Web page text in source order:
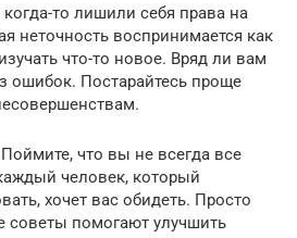
то лишили себя права на
неточность воспринимается как
что-то новое. Вряд ли вам
ошибок. Постарайтесь проще
что вы не всегда все
человек, который
хочет вас обидеть. Просто
советы помогают улучшить